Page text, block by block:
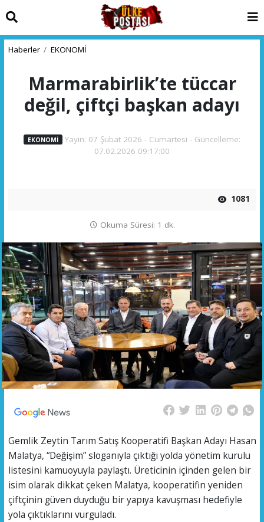
Haberler EKONOMİ
Marmarabirlik’te tüccar
değil, çiftçi başkan adayı
EKONOMİ Yayın: 07 Şubat 2026 - Cumartesi - Güncelleme:
07.02.2026 09:17:00
1081
Okuma Süresi: 1 dk.
Gemlik Zeytin Tarım Satış Kooperatifi Başkan Adayı Hasan
Malatya, “Değişim” sloganıyla çıktığı yolda yönetim kurulu
listesini kamuoyuyla paylaştı. Üreticinin içinden gelen bir
isim olarak dikkat çeken Malatya, kooperatifin yeniden
çiftçinin güven duyduğu bir yapıya kavuşması hedefiyle
yola çıktıklarını vurguladı.